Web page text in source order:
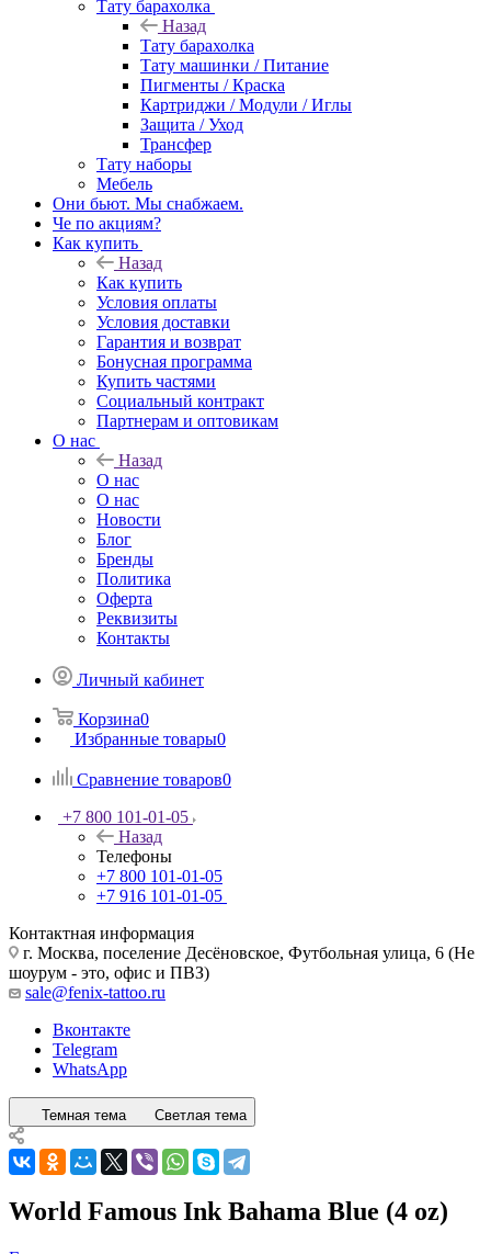
Тату барахолка
Назад
Тату барахолка
Тату машинки / Питание
Пигменты / Краска
Картриджи / Модули / Иглы
Защита / Уход
Трансфер
Тату наборы
Мебель
Они бьют. Мы снабжаем.
Че по акциям?
Как купить
Назад
Как купить
Условия оплаты
Условия доставки
Гарантия и возврат
Бонусная программа
Купить частями
Социальный контракт
Партнерам и оптовикам
О нас
Назад
О нас
О нас
Новости
Блог
Бренды
Политика
Оферта
Реквизиты
Контакты
Личный кабинет
Корзина0
Избранные товары0
Сравнение товаров0
+7 800 101-01-05
Назад
Телефоны
+7 800 101-01-05
+7 916 101-01-05
Контактная информация
г. Москва, поселение Десёновское, Футбольная улица, 6 (Не
шоурум - это, офис и ПВЗ)
sale@fenix-tattoo.ru
Вконтакте
Telegram
WhatsApp
Темная тема Светлая тема
World Famous Ink Bahama Blue (4 oz)